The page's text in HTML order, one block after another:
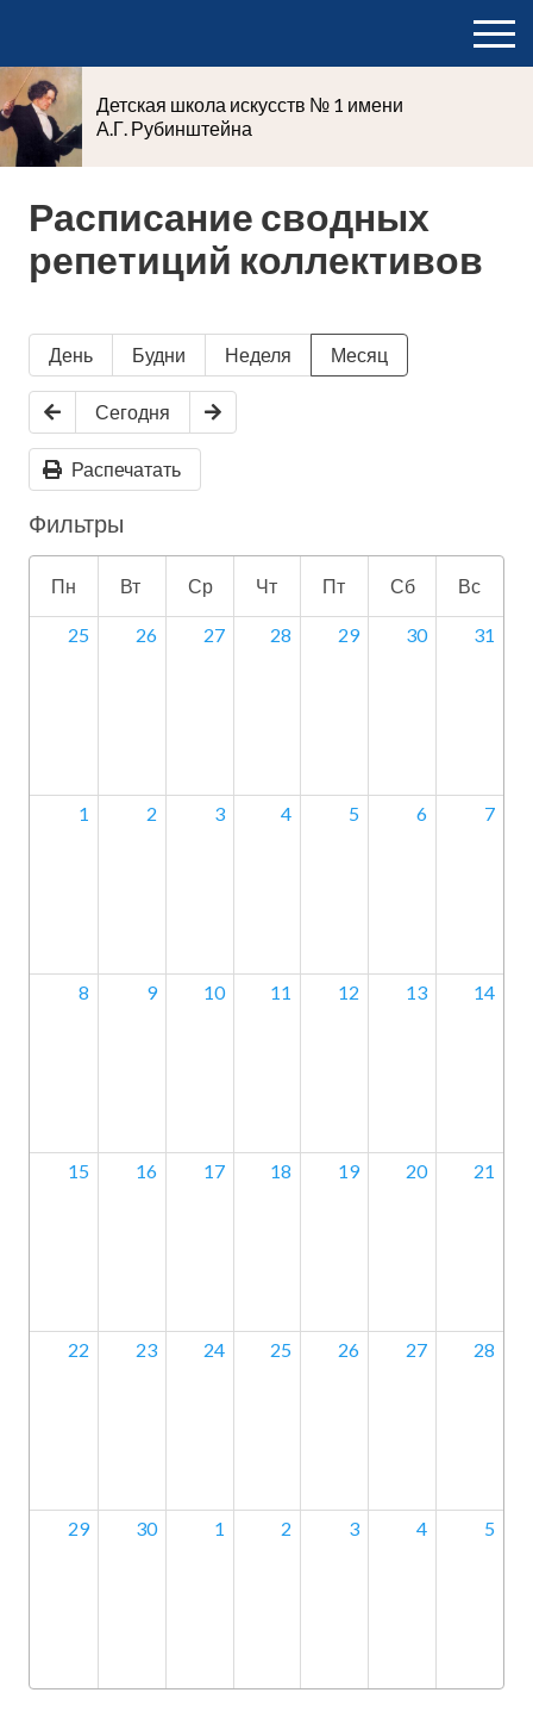
Детская школа искусств № 1 имени
А.Г. Рубинштейна
Расписание сводных
репетиций коллективов
День Будни Неделя Месяц
Сегодня
Распечатать
Фильтры
Пн Вт Ср Чт Пт Сб Вс
25 26 27 28 29 30 31
1 2 3 4 5 6 7
8 9 10 11 12 13 14
15 16 17 18 19 20 21
22 23 24 25 26 27 28
29 30 1 2 3 4 5